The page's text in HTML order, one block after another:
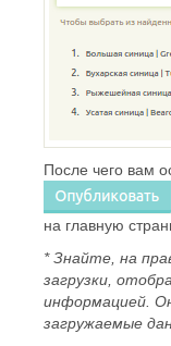
После чего вам
на главную
* Знайте, на
загрузки,
информацией.
загружаемые